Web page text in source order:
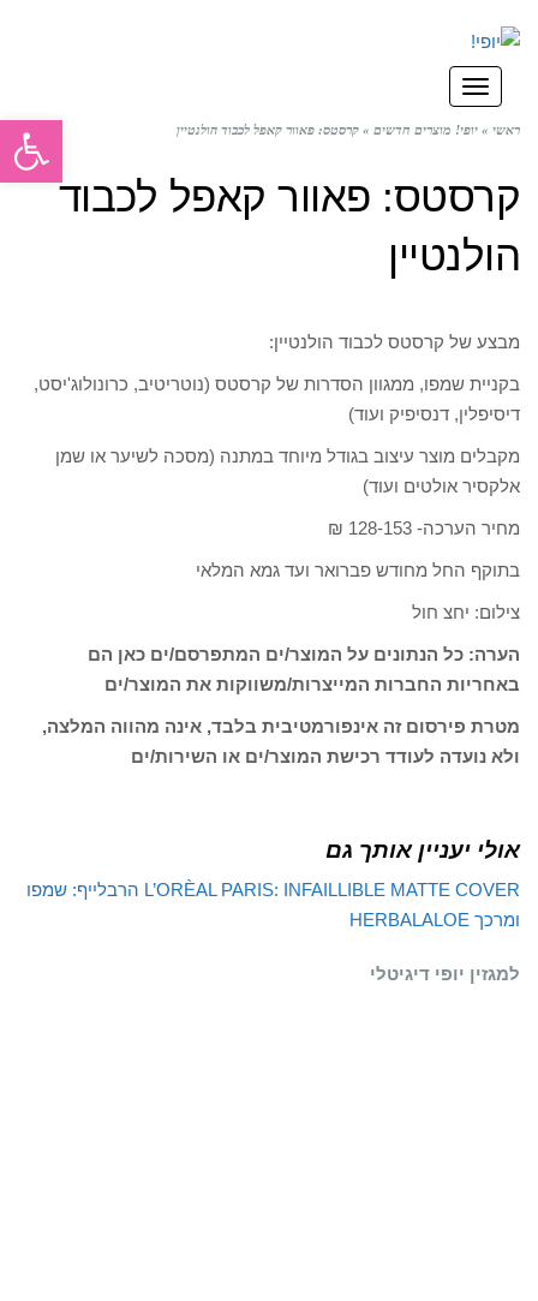
תפריט
ראשי » יופי! מוצרים חדשים » קרסטס: פאוור קאפל לכבוד הולנטיין
קרסטס: פאוור קאפל לכבוד
הולנטיין
מבצע של קרסטס לכבוד הולנטיין:
בקניית שמפו, ממגוון הסדרות של קרסטס (נוטריטיב, כרונולוג'יסט,
דיסיפלין, דנסיפיק ועוד)
מקבלים מוצר עיצוב בגודל מיוחד במתנה (מסכה לשיער או שמן
אלקסיר אולטים ועוד)
מחיר הערכה- 128-153 ₪
בתוקף החל מחודש פברואר ועד גמא המלאי
צילום: יחצ חול
הערה: כל הנתונים על המוצר/ים המתפרסם/ים כאן הם
באחריות החברות המייצרות/משווקות את המוצר/ים
מטרת פירסום זה אינפורמטיבית בלבד, אינה מהווה המלצה,
ולא נועדה לעודד רכישת המוצר/ים או השירות/ים
אולי יעניין אותך גם
L’ORÈAL PARIS: INFAILLIBLE MATTE COVER הרבלייף: שמפו
ומרכך HERBALALOE
למגזין יופי דיגיטלי
פתח